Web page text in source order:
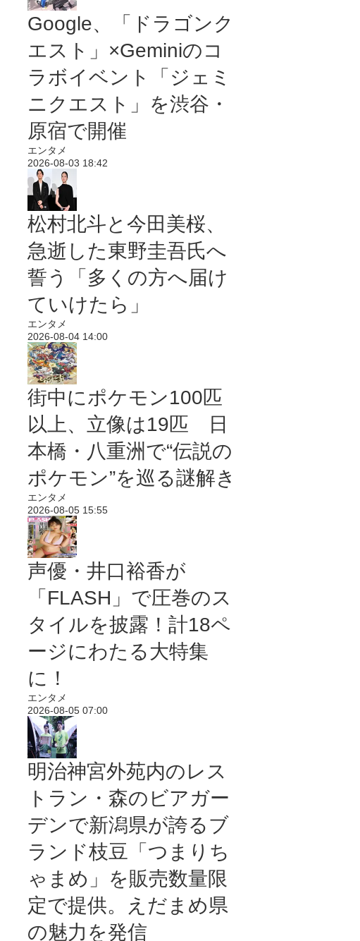
Google、「ドラゴンク
エスト」×Geminiのコ
ラボイベント「ジェミ
ニクエスト」を渋谷・
原宿で開催
エンタメ
2026-08-03 18:42
松村北斗と今田美桜、
急逝した東野圭吾氏へ
誓う「多くの方へ届け
ていけたら」
エンタメ
2026-08-04 14:00
街中にポケモン100匹
以上、立像は19匹 日
本橋・八重洲で“伝説の
ポケモン”を巡る謎解き
エンタメ
2026-08-05 15:55
声優・井口裕香が
「FLASH」で圧巻のス
タイルを披露！計18ペ
ージにわたる大特集
に！
エンタメ
2026-08-05 07:00
明治神宮外苑内のレス
トラン・森のビアガー
デンで新潟県が誇るブ
ランド枝豆「つまりち
ゃまめ」を販売数量限
定で提供。えだまめ県
の魅力を発信